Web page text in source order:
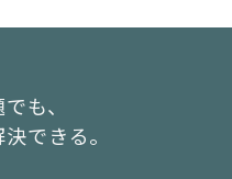
も、
できる。